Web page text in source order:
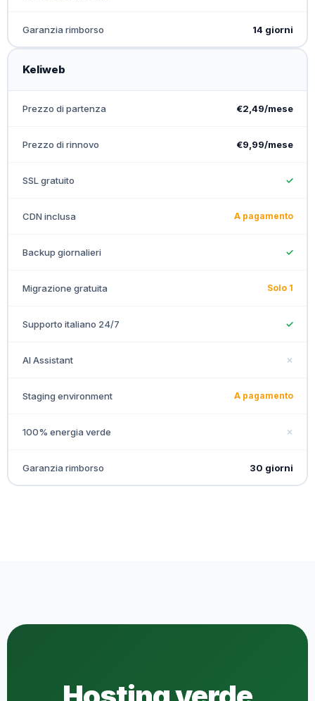
Garanzia rimborso 14 giorni
Keliweb
Prezzo di partenza €2,49/mese
Prezzo di rinnovo €9,99/mese
SSL gratuito ✓
CDN inclusa A pagamento
Backup giornalieri ✓
Migrazione gratuita Solo 1
Supporto italiano 24/7 ✓
AI Assistant ✗
Staging environment A pagamento
100% energia verde ✗
Garanzia rimborso 30 giorni